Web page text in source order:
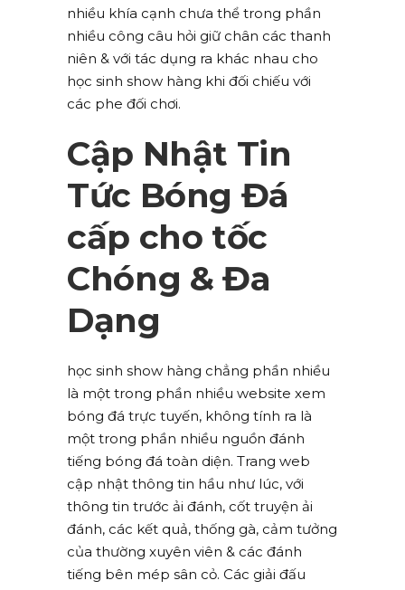
nhiều khía cạnh chưa thể trong phần
nhiều công câu hỏi giữ chân các thanh
niên & với tác dụng ra khác nhau cho
học sinh show hàng khi đối chiếu với
các phe đối chơi.
Cập Nhật Tin
Tức Bóng Đá
cấp cho tốc
Chóng & Đa
Dạng
học sinh show hàng chẳng phần nhiều
là một trong phần nhiều website xem
bóng đá trực tuyến, không tính ra là
một trong phần nhiều nguồn đánh
tiếng bóng đá toàn diện. Trang web
cập nhật thông tin hầu như lúc, với
thông tin trước ải đánh, cốt truyện ải
đánh, các kết quả, thống gà, cảm tưởng
của thường xuyên viên & các đánh
tiếng bên mép sân cỏ. Các giải đấu